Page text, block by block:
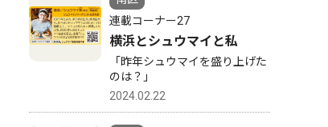
連載コーナー27
横浜とシュウマイと私
「昨年シュウマイを盛り上げた
のは？」
2024.02.22